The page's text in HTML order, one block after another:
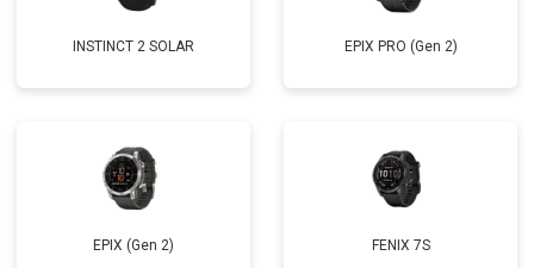
INSTINCT 2 SOLAR EPIX PRO (Gen 2)
EPIX (Gen 2) FENIX 7S